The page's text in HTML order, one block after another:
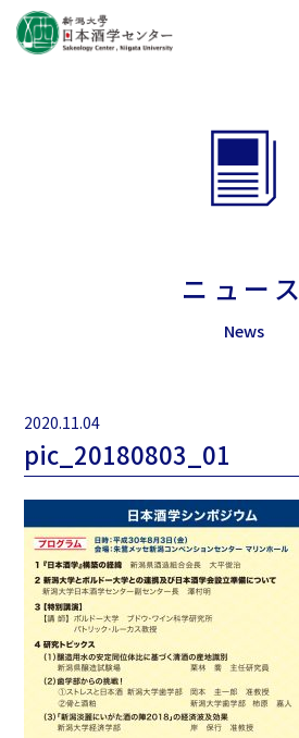
ニュース
News
2020.11.04
pic_20180803_01